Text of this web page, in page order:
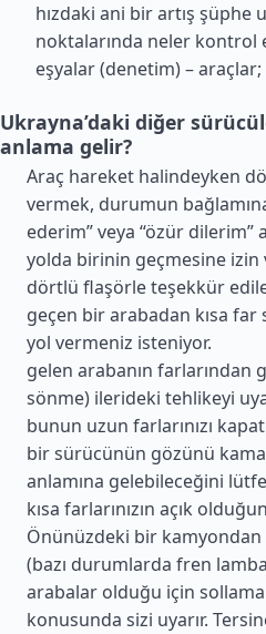
hızdaki ani bir artış şüphe
noktalarında neler kontrol
eşyalar (denetim) –
Ukrayna’daki diğer
anlama gelir?
Araç hareket halindeyken
vermek, durumun
ederim” veya “özür dilerim”
yolda birinin geçmesine izin
dörtlü flaşörle teşekkür
geçen bir arabadan kısa far
yol vermeniz isteniyor.
gelen arabanın farlarından
sönme) ilerideki tehlikeyi
bunun uzun farlarınızı
bir sürücünün gözünü
anlamına gelebileceğini
kısa farlarınızın açık
Önünüzdeki bir
(bazı durumlarda fren
arabalar olduğu için
konusunda sizi uyarır.